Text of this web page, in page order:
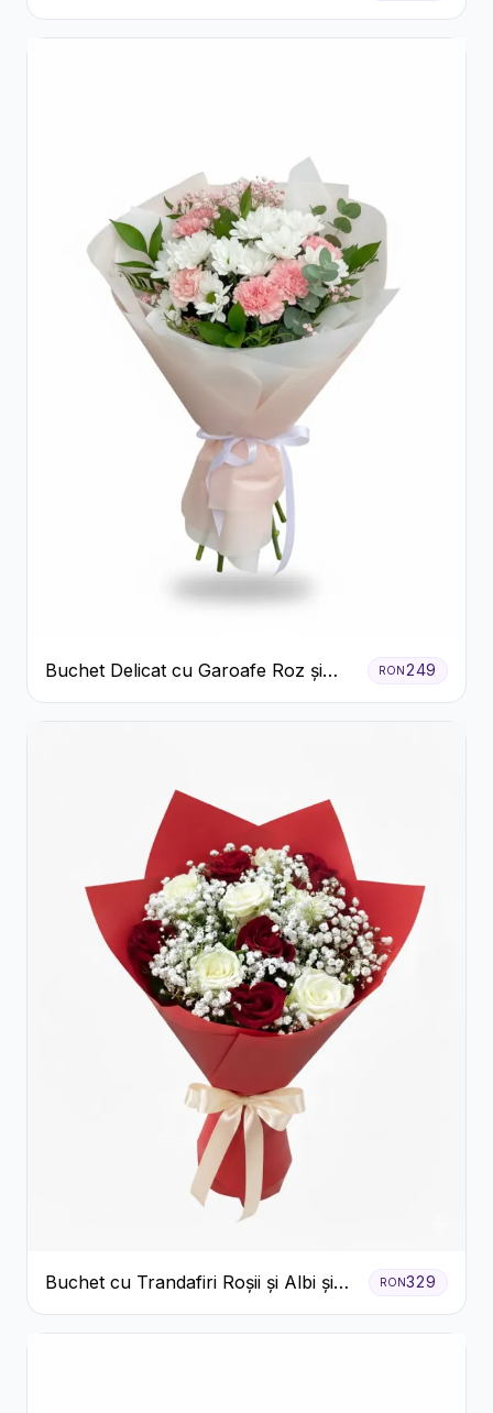
Galbeni și Crizanteme Albe
Buchet Delicat cu Garoafe Roz și
Crizanteme Albe
RON249
Buchet cu Trandafiri Roșii și Albi și
Gypsophila
RON329